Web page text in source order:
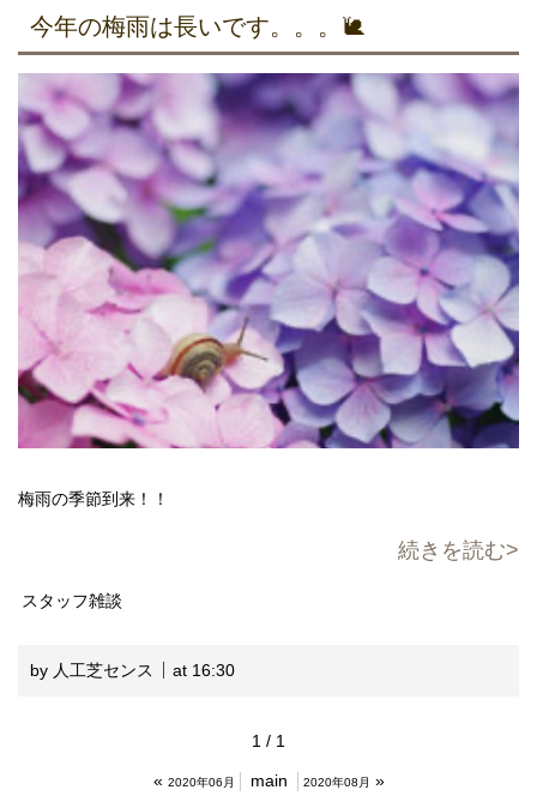
今年の梅雨は長いです。。。🐌
梅雨の季節到来！！
続きを読む
スタッフ雑談
by 人工芝センス at 16:30
1 / 1
« 2020年06月 main 2020年08月 »